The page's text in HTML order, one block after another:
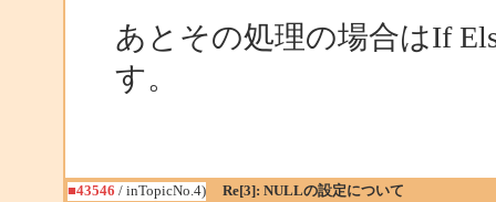
あとその処理の場合はIf
す。
■43546 / inTopicNo.4) Re[3]: NULLの設定について